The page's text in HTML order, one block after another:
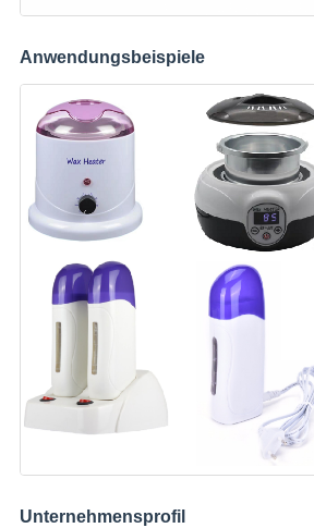
Anwendungsbeispiele
Unternehmensprofil